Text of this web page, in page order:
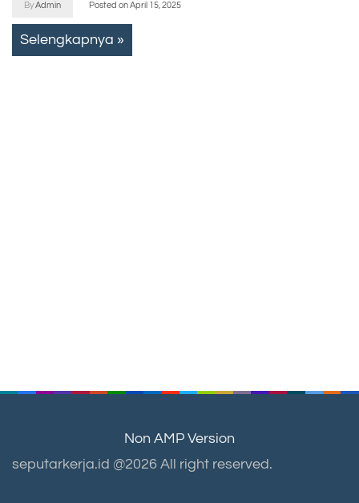
ByAdmin Posted onApril 15, 2025
Selengkapnya »
Non AMP Version
seputarkerja.id @2026 All right reserved.